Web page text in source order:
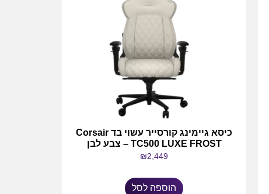
כיסא גיימינג קורסייר עשוי בד Corsair
TC500 LUXE FROST – צבע לבן
₪2,449
הוספה לסל